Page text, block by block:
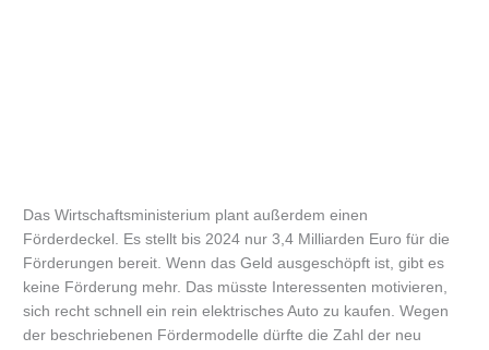
Das Wirtschaftsministerium plant außerdem einen
Förderdeckel. Es stellt bis 2024 nur 3,4 Milliarden Euro für die
Förderungen bereit. Wenn das Geld ausgeschöpft ist, gibt es
keine Förderung mehr. Das müsste Interessenten motivieren,
sich recht schnell ein rein elektrisches Auto zu kaufen. Wegen
der beschriebenen Fördermodelle dürfte die Zahl der neu